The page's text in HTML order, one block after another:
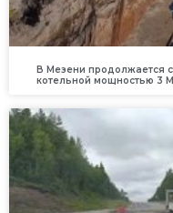
В Мезени продолжается
котельной мощностью 3